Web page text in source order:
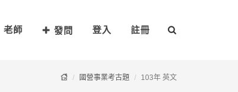
老師 發問 登入 註冊
國營事業考古題 103年 英文